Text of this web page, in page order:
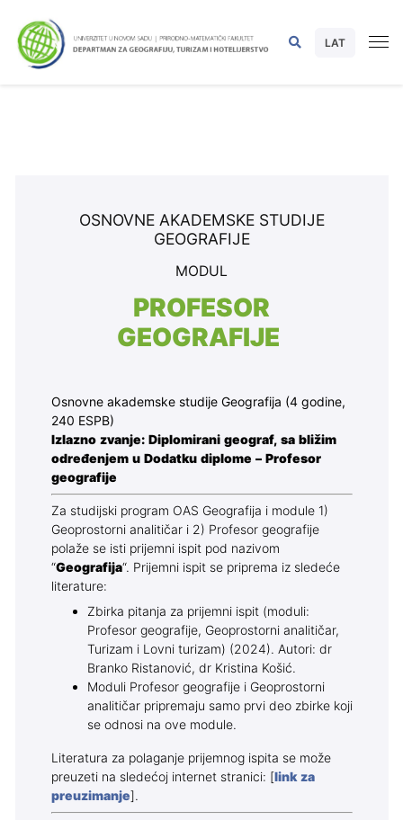
LAT
OSNOVNE AKADEMSKE STUDIJE
GEOGRAFIJE
MODUL
PROFESOR
GEOGRAFIJE
Osnovne akademske studije Geografija (4 godine,
240 ESPB)
Izlazno zvanje: Diplomirani geograf, sa bližim
određenjem u Dodatku diplome – Profesor
geografije
Za studijski program OAS Geografija i module 1)
Geoprostorni analitičar i 2) Profesor geografije
polaže se isti prijemni ispit pod nazivom
“Geografija“. Prijemni ispit se priprema iz sledeće
literature:
Zbirka pitanja za prijemni ispit (moduli:
Profesor geografije, Geoprostorni analitičar,
Turizam i Lovni turizam) (2024). Autori: dr
Branko Ristanović, dr Kristina Košić.
Moduli Profesor geografije i Geoprostorni
analitičar pripremaju samo prvi deo zbirke koji
se odnosi na ove module.
Literatura za polaganje prijemnog ispita se može
preuzeti na sledećoj internet stranici: [link za
preuzimanje].